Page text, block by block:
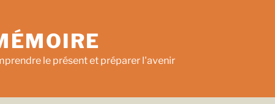
le présent et préparer l'avenir